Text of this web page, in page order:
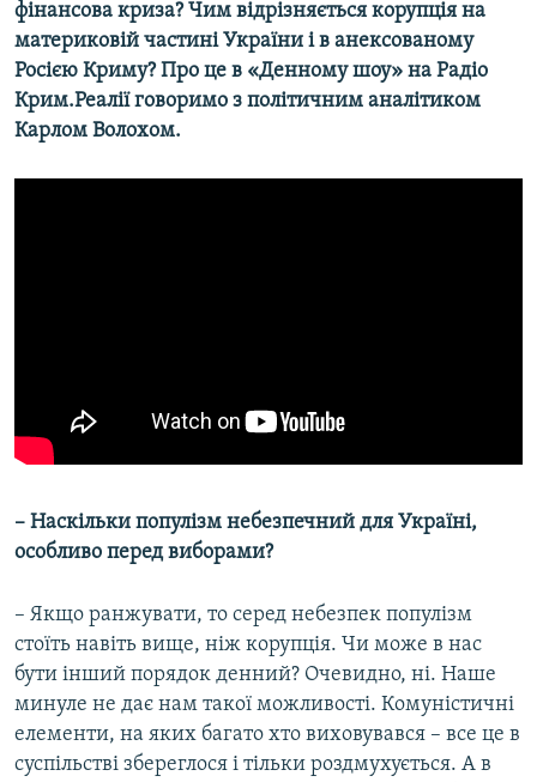
фінансова криза? Чим відрізняється корупція на
материковій частині України і в анексованому
Росією Криму? Про це в «Денному шоу» на Радіо
Крим.Реалії говоримо з політичним аналітиком
Карлом Волохом.
– Наскільки популізм небезпечний для Україні,
особливо перед виборами?
– Якщо ранжувати, то серед небезпек популізм
стоїть навіть вище, ніж корупція. Чи може в нас
бути інший порядок денний? Очевидно, ні. Наше
минуле не дає нам такої можливості. Комуністичні
елементи, на яких багато хто виховувався – все це в
суспільстві збереглося і тільки роздмухується. А в